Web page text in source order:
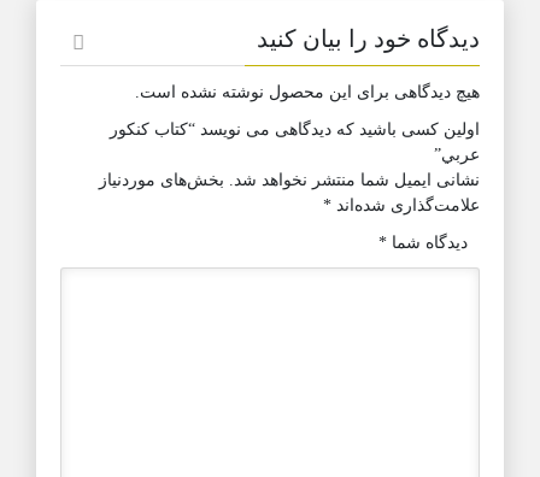
دیدگاه خود را بیان کنید
هیچ دیدگاهی برای این محصول نوشته نشده است.
اولین کسی باشید که دیدگاهی می نویسد “كتاب كنكور
عربي”
نشانی ایمیل شما منتشر نخواهد شد. بخش‌های موردنیاز
علامت‌گذاری شده‌اند *
دیدگاه شما *